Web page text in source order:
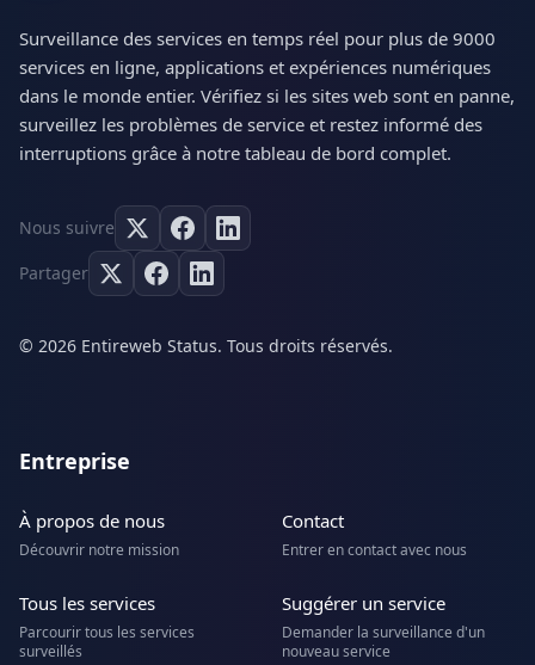
Surveillance des services en temps réel pour plus de 9000
services en ligne, applications et expériences numériques
dans le monde entier. Vérifiez si les sites web sont en panne,
surveillez les problèmes de service et restez informé des
interruptions grâce à notre tableau de bord complet.
Nous suivre
Partager
© 2026 Entireweb Status. Tous droits réservés.
Entreprise
À propos de nous
Découvrir notre mission
Contact
Entrer en contact avec nous
Tous les services
Parcourir tous les services
surveillés
Suggérer un service
Demander la surveillance d'un
nouveau service